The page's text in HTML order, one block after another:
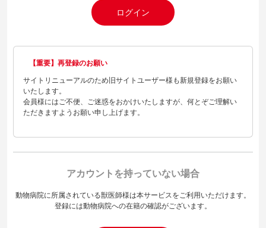
ログイン
【重要】再登録のお願い
サイトリニューアルのため旧サイトユーザー様も新規登録をお願い
いたします。
会員様にはご不便、ご迷惑をおかけいたしますが、何とぞご理解い
ただきますようお願い申し上げます。
アカウントを持っていない場合
動物病院に所属されている獣医師様は本サービスをご利用いただけます。
登録には動物病院への在籍の確認がございます。